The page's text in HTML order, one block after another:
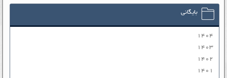
بایگانی
۱۴۰۴
۱۴۰۳
۱۴۰۲
۱۴۰۱